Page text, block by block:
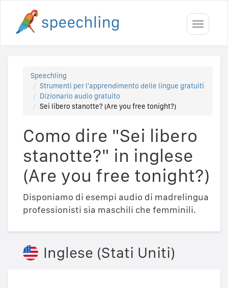
Toggle
Speechling
Strumenti per l'apprendimento delle lingue gratuiti
Dizionario audio gratuito
Sei libero stanotte? (Are you free tonight?)
Como dire "Sei libero
stanotte?" in inglese
(Are you free tonight?)
Disponiamo di esempi audio di madrelingua
professionisti sia maschili che femminili.
Inglese (Stati Uniti)